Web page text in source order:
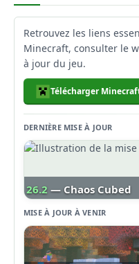
Retrouvez les liens
Minecraft, consulter le
à jour du jeu.
Télécharger
DERNIÈRE MISE À JOUR
26.2 — Chaos Cubed
MISE À JOUR À VENIR